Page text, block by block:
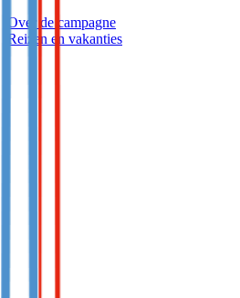
Over de campagne
Reizen en vakanties